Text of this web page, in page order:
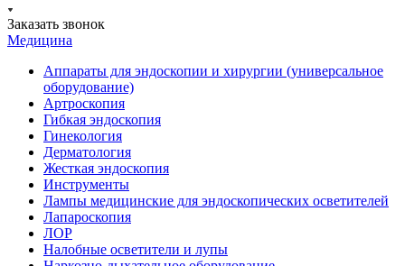
Заказать звонок
Медицина
Аппараты для эндоскопии и хирургии (универсальное
оборудование)
Артроскопия
Гибкая эндоскопия
Гинекология
Дерматология
Жесткая эндоскопия
Инструменты
Лампы медицинские для эндоскопических осветителей
Лапароскопия
ЛОР
Налобные осветители и лупы